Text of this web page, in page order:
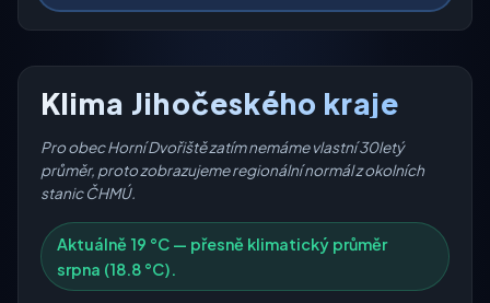
Klima Jihočeského kraje
Pro obec Horní Dvořiště zatím nemáme vlastní 30letý
průměr, proto zobrazujeme regionální normál z okolních
stanic ČHMÚ.
Aktuálně 19 °C — přesně klimatický průměr
srpna (18.8 °C).